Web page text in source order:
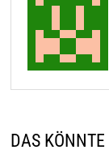
DAS